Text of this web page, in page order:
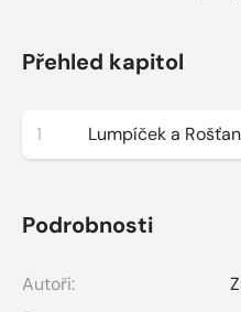
Přehled kapitol
1 Lumpíček a
Podrobnosti
Autoři: